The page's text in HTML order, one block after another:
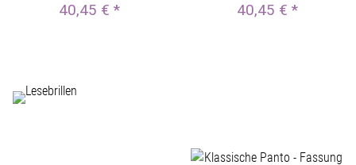
40,45 € * 40,45 € *